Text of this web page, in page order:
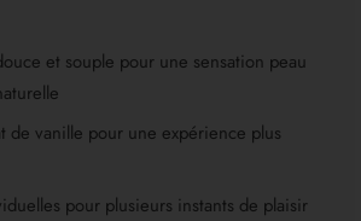
et souple pour une sensation peau
de vanille pour une expérience plus
pour plusieurs instants de plaisir